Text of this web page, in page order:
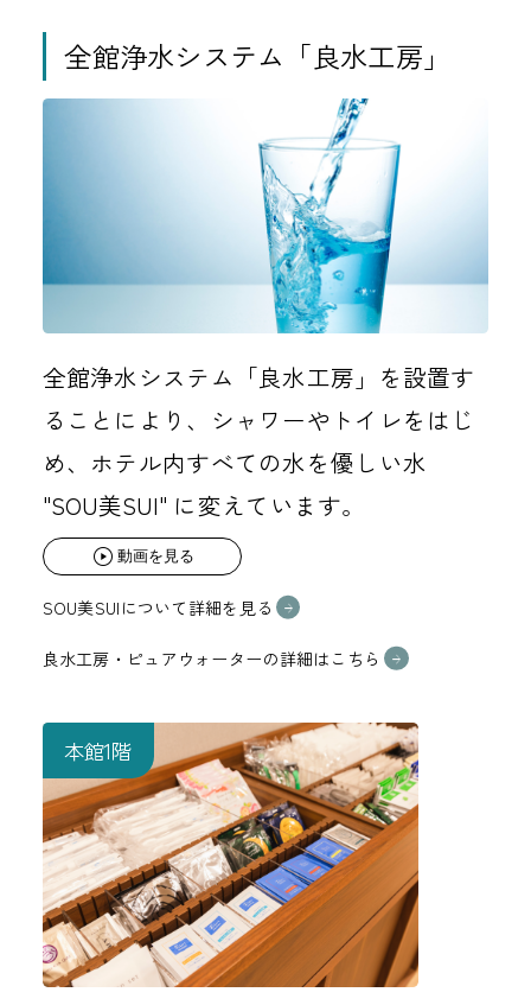
全館浄水システム「良水工房」
全館浄水システム「良水工房」を設置す
ることにより、シャワーやトイレをはじ
め、ホテル内すべての水を優しい水
"SOU美SUI" に変えています。
動画を見る
SOU美SUIについて詳細を見る
良水工房・ピュアウォーターの詳細はこちら
本館1階